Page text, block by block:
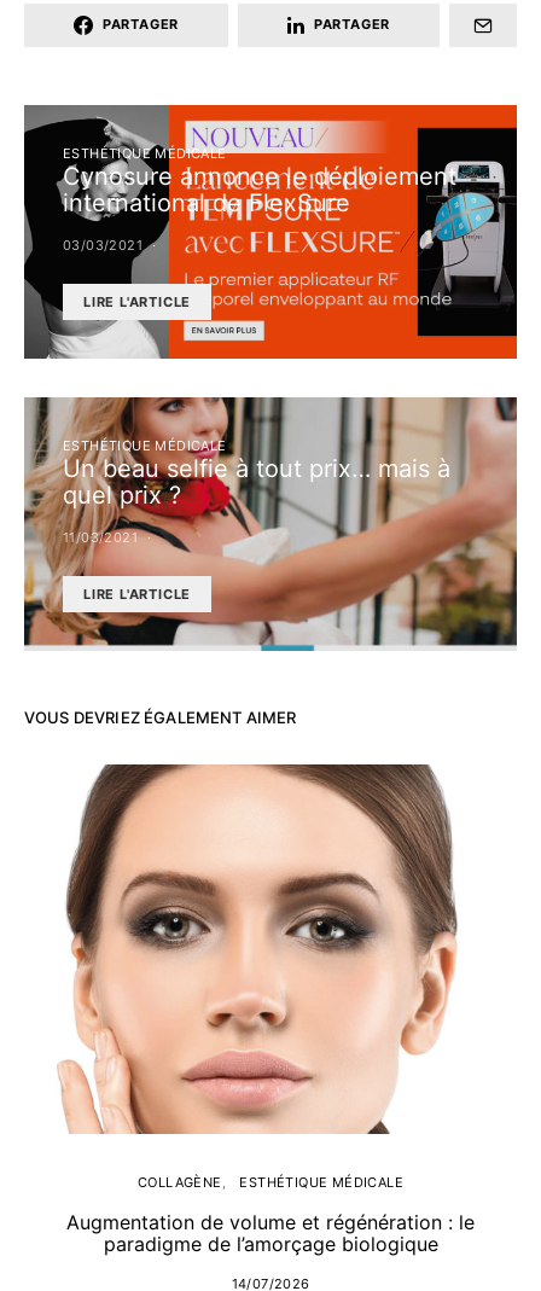
PARTAGER PARTAGER
ESTHÉTIQUE MÉDICALE
Cynosure annonce le déploiement
international de FlexSure
03/03/2021
LIRE L'ARTICLE
ESTHÉTIQUE MÉDICALE
Un beau selfie à tout prix… mais à
quel prix ?
11/03/2021
LIRE L'ARTICLE
VOUS DEVRIEZ ÉGALEMENT AIMER
COLLAGÈNE ESTHÉTIQUE MÉDICALE
Augmentation de volume et régénération : le
paradigme de l’amorçage biologique
14/07/2026